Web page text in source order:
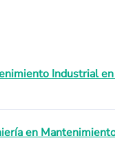
Industrial
en